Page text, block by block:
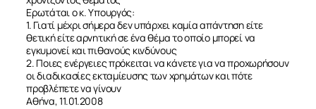
Ερωτάται ο κ. Υπουργός:
1. Γιατί μέχρι σήμερα δεν υπάρχει καμία απάντηση είτε
θετική είτε αρνητική σε ένα θέμα το οποίο μπορεί να
εγκυμονεί και πιθανούς κινδύνους
2. Ποιες ενέργειες πρόκειται να κάνετε για να προχωρήσουν
οι διαδικασίες εκταμίευσης των χρημάτων και πότε
προβλέπετε να γίνουν
Αθήνα, 11.01.2008